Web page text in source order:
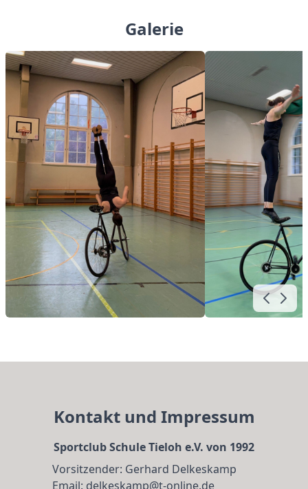
Galerie
Kontakt und Impressum
Sportclub Schule Tieloh e.V. von 1992
Vorsitzender: Gerhard Delkeskamp
Email: delkeskamp@t-online.de